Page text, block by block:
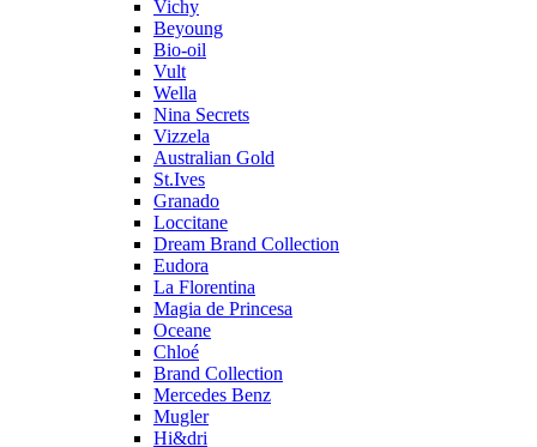
Vichy
Beyoung
Bio-oil
Vult
Wella
Nina Secrets
Vizzela
Australian Gold
St.Ives
Granado
Loccitane
Dream Brand Collection
Eudora
La Florentina
Magia de Princesa
Oceane
Chloé
Brand Collection
Mercedes Benz
Mugler
Hi&dri